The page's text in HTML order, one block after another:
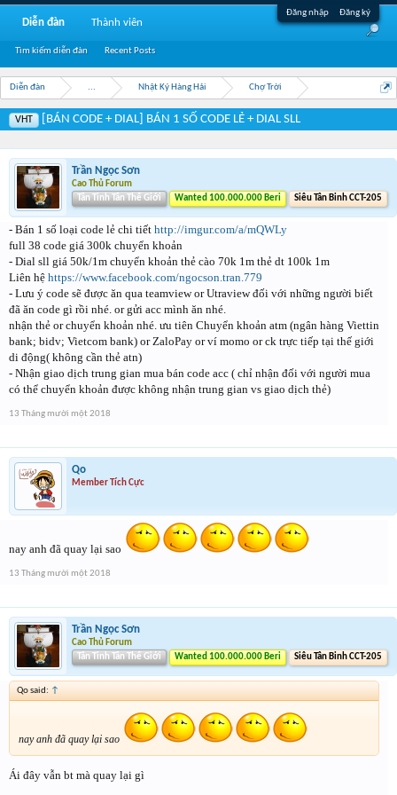
Đăng nhập Đăng ký
Diễn đàn ... Nhật Ký Hàng Hải Chợ Trời
VHT [BÁN CODE + DIAL] BÁN 1 SỐ CODE LẺ + DIAL SLL
Trần Ngọc Sơn
Cao Thủ Forum
Tân Tinh Tân Thế Giới
Wanted 100.000.000 Beri Siêu Tân Binh CCT-205
- Bán 1 số loại code lẻ chi tiết http://imgur.com/a/mQWLy
full 38 code giá 300k chuyển khoản
- Dial sll giá 50k/1m chuyển khoản thẻ cào 70k 1m thẻ dt 100k 1m
Liên hệ https://www.facebook.com/ngocson.tran.779
- Lưu ý code sẽ được ăn qua teamview or Utraview đối với những người biết
đã ăn code gì rồi nhé. or gửi acc mình ăn nhé.
nhận thẻ or chuyển khoản nhé. ưu tiên Chuyển khoản atm (ngân hàng Viettin
bank; bidv; Vietcom bank) or ZaloPay or ví momo or ck trực tiếp tại thế giới
di động( không cần thẻ atn)
- Nhận giao dịch trung gian mua bán code acc ( chỉ nhận đối với người mua
có thể chuyển khoản được không nhận trung gian vs giao dịch thẻ)
13 Tháng mười một 2018
Qo
Member Tích Cực
nay anh đã quay lại sao
13 Tháng mười một 2018
Trần Ngọc Sơn
Cao Thủ Forum
Tân Tinh Tân Thế Giới
Wanted 100.000.000 Beri Siêu Tân Binh CCT-205
Qo said: ↑
nay anh đã quay lại sao
Ái đây vẫn bt mà quay lại gì
Diễn đàn
Tìm kiếm diễn đàn Recent Posts
Thành viên